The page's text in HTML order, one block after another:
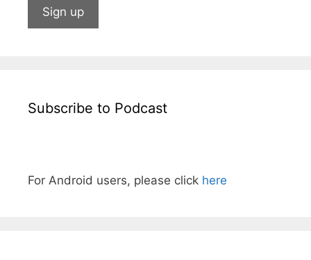
Subscribe to Podcast
For Android users, please click here